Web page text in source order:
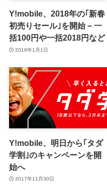
Y!mobile、2018年の｢新春
初売りセール｣を開始 − 一
括100円や一括2018円など
2018年1月1日
Y!mobile、明日から｢タダ
学割｣のキャンペーンを開
始へ
2017年11月30日